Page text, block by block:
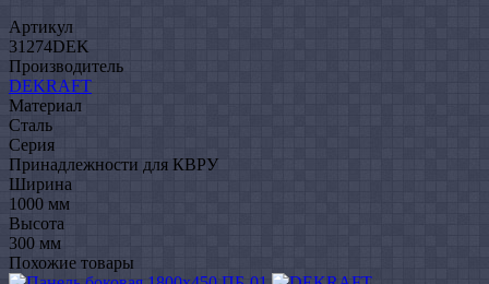
Артикул
31274DEK
Производитель
DEKRAFT
Материал
Сталь
Серия
Принадлежности для КВРУ
Ширина
1000 мм
Высота
300 мм
Похожие товары